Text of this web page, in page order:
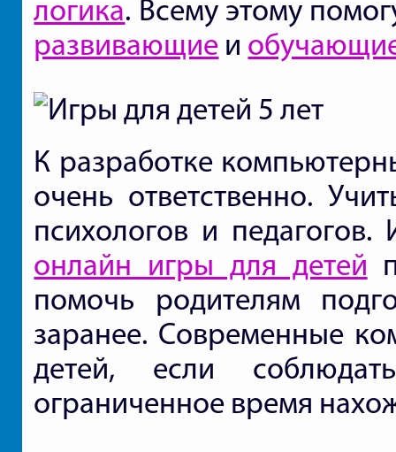
логика. Всему этому
развивающие и
К разработке
очень ответственно.
психологов и
онлайн игры для детей
помочь родителям
заранее. Современные
детей, если
ограниченное время